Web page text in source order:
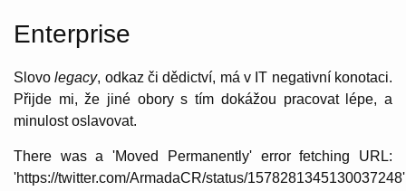
Enterprise
Slovolegacy, odkaz či dědictví, má v IT negativní konotaci.
Přijde mi, že jiné obory s tím dokážou pracovat lépe, a
minulost oslavovat.
There was a 'Moved Permanently' error fetching URL:
'https://twitter.com/ArmadaCR/status/1578281345130037248'